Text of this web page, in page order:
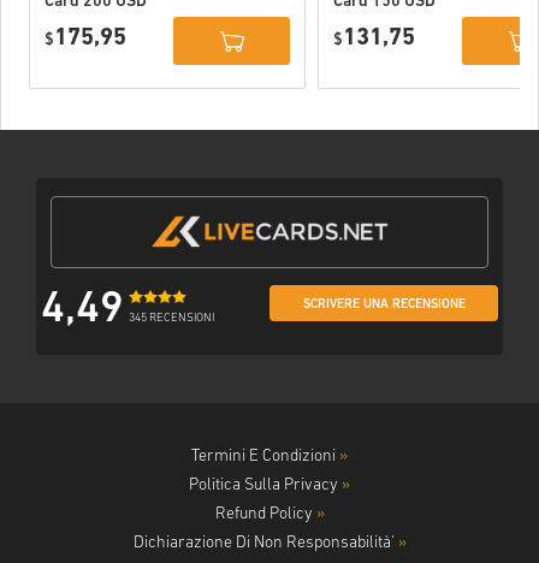
$ 175,95
$ 131,75
4,49 345 RECENSIONI
SCRIVERE UNA RECENSIONE
Termini E Condizioni »
Politica Sulla Privacy »
Refund Policy »
Dichiarazione Di Non Responsabilità' »